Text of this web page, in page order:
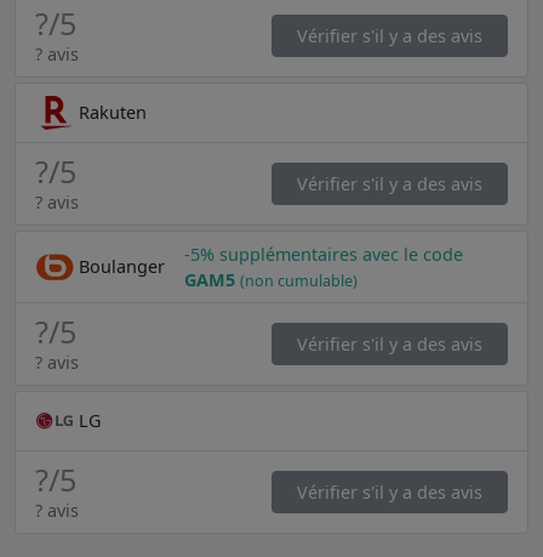
?/5
? avis
Vérifier s'il y a des avis
Rakuten
?/5
? avis
Vérifier s'il y a des avis
Boulanger
-5% supplémentaires avec le code
GAM5 (non cumulable)
?/5
? avis
Vérifier s'il y a des avis
LG
?/5
? avis
Vérifier s'il y a des avis